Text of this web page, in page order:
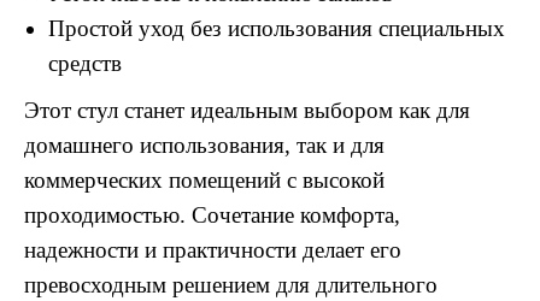
Простой уход без использования специальных
средств
Этот стул станет идеальным выбором как для
домашнего использования, так и для
коммерческих помещений с высокой
проходимостью. Сочетание комфорта,
надежности и практичности делает его
превосходным решением для длительного